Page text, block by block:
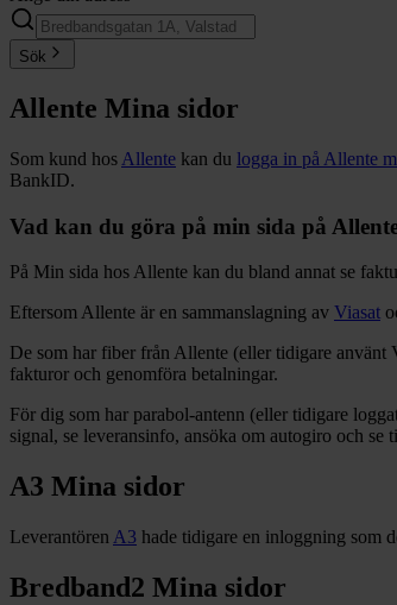
Sök
Allente Mina sidor
Som kund hos Allente kan du logga in på Allente
BankID.
Vad kan du göra på min sida på
På Min sida hos Allente kan du bland annat se
Eftersom Allente är en sammanslagning av Viasat
De som har fiber från Allente (eller tidigare
fakturor och genomföra betalningar.
För dig som har parabol-antenn (eller tidigare
signal, se leveransinfo, ansöka om autogiro och
A3 Mina sidor
Leverantören A3 hade tidigare en inloggning som
Bredband2 Mina sidor